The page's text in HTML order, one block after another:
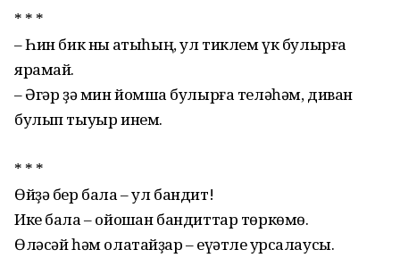
* * *
– Һин бик ныҡ ҡатыһың, ул тиклем үк булырға
ярамай.
– Әгәр ҙә мин йомшаҡ булырға теләһәм, диван
булып тыуыр инем.
* * *
Өйҙә бер бала – ул бандит!
Ике бала – ойошҡан бандиттар төркөмө.
Өләсәй һәм олатайҙар – ҡеүәтле ҡурсалаусы.